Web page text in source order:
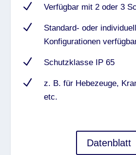
N Verfügbar mit 2 oder 3
N
Standard- oder
Konfigurationen
N Schutzklasse IP 65
N
z. B. für Hebezeuge,
etc.
Datenblatt